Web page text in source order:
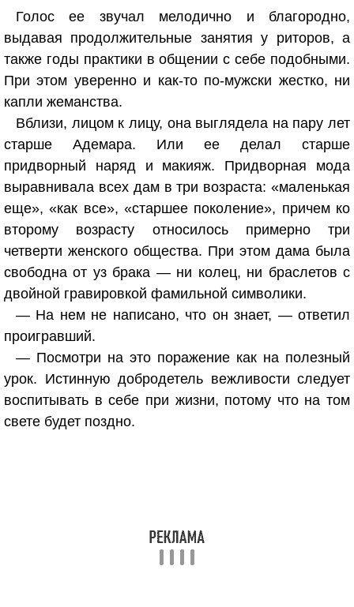
Голос ее звучал мелодично и благородно,
выдавая продолжительные занятия у риторов, а
также годы практики в общении с себе подобными.
При этом уверенно и как-то по-мужски жестко, ни
капли жеманства.
Вблизи, лицом к лицу, она выглядела на пару лет
старше Адемара. Или ее делал старше
придворный наряд и макияж. Придворная мода
выравнивала всех дам в три возраста: «маленькая
еще», «как все», «старшее поколение», причем ко
второму возрасту относилось примерно три
четверти женского общества. При этом дама была
свободна от уз брака — ни колец, ни браслетов с
двойной гравировкой фамильной символики.
— На нем не написано, что он знает, — ответил
проигравший.
— Посмотри на это поражение как на полезный
урок. Истинную добродетель вежливости следует
воспитывать в себе при жизни, потому что на том
свете будет поздно.